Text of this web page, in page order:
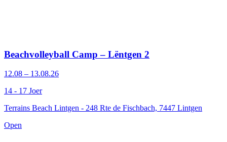
Beachvolleyball Camp – Lëntgen 2
12.08 – 13.08.26
14 - 17 Joer
Terrains Beach Lintgen - 248 Rte de Fischbach, 7447 Lintgen
Open